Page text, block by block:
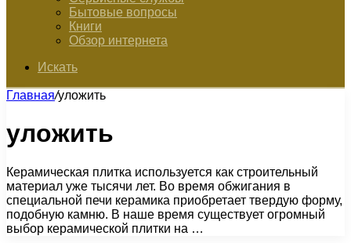
Бытовые вопросы
Книги
Обзор интернета
Искать
Главная/уложить
уложить
Керамическая плитка используется как строительный
материал уже тысячи лет. Во время обжигания в
специальной печи керамика приобретает твердую форму,
подобную камню. В наше время существует огромный
выбор керамической плитки на …